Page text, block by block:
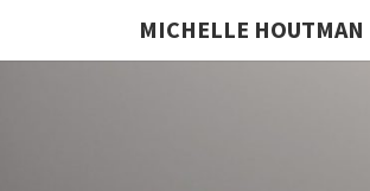
MICHELLE HOUTMAN